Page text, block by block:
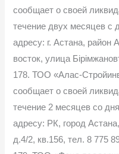
сообщает о своей
течение двух месяцев с
адресу: г. Астана,
восток, улица
178. ТОО «Алас-
сообщает о своей
течение 2 месяцев со
адресу: РК, город
д.4/2, кв.156, тел. 8 775